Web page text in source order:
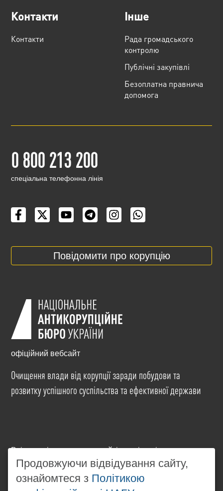
Контакти
Контакти
Інше
Рада громадського
контролю
Публічні закупівлі
Безоплатна правнича
допомога
0 800 213 200
cпеціальна телефонна лінія
Повідомити про корупцію
офіційний вебсайт
Очищення влади від корупції заради побудови та
розвитку успішного суспільства та ефективної держави
Всі матеріали на цьому сайті розміщені на умовах
ліцензіїCreative Commons Attribution-NonCommercial-
NoDerivatives 4.0 International. Використання будь-
яких матеріалів, розміщених на сайті, дозволяється
Продовжуючи відвідування сайту,
ознайомтеся з Політикою